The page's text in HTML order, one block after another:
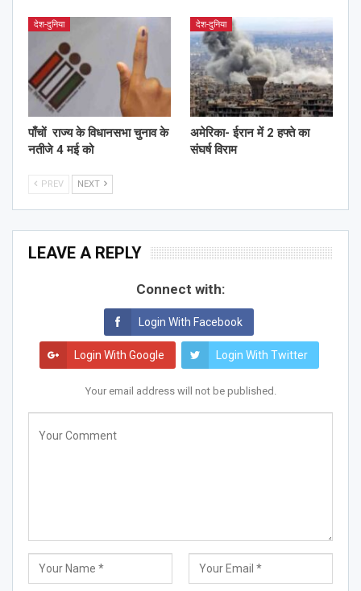
देश-दुनिया
पाँचों राज्य के विधानसभा चुनाव के
नतीजे 4 मई को
देश-दुनिया
अमेरिका- ईरान में 2 हफ्ते का
संघर्ष विराम
PREV NEXT
LEAVE A REPLY
Connect with:
Login With Facebook
Login With Google Login With Twitter
Your email address will not be published.